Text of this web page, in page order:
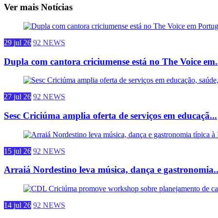
Ver mais Notícias
29 jul 26 92 NEWS
Dupla com cantora criciumense está no The Voice
27 jul 26 92 NEWS
Sesc Criciúma amplia oferta de serviços em educaçã...
15 jul 26 92 NEWS
Arraiá Nordestino leva música, dança e
14 jul 26 92 NEWS